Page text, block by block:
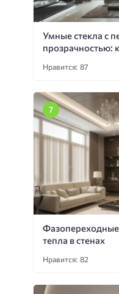
Умные стекла с
прозрачностью:
Нравится: 87
тепла в стенах
Нравится: 82